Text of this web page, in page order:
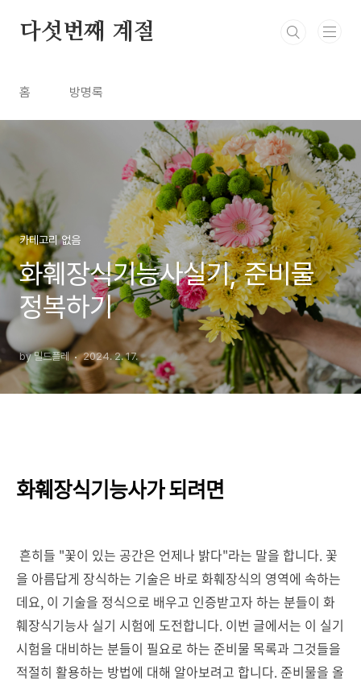
다섯번째 계절
홈 방명록
카테고리 없음
화훼장식기능사실기, 준비물
정복하기
by 밀드플레 2024. 2. 17.
화훼장식기능사가 되려면
흔히들 "꽃이 있는 공간은 언제나 밝다"라는 말을 합니다. 꽃
을 아름답게 장식하는 기술은 바로 화훼장식의 영역에 속하는
데요, 이 기술을 정식으로 배우고 인증받고자 하는 분들이 화
훼장식기능사 실기 시험에 도전합니다. 이번 글에서는 이 실기
시험을 대비하는 분들이 필요로 하는 준비물 목록과 그것들을
적절히 활용하는 방법에 대해 알아보려고 합니다. 준비물을 올